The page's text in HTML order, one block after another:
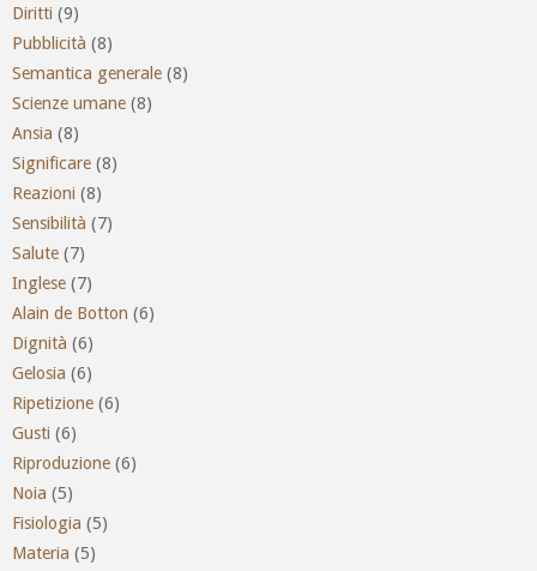
Diritti (9)
Pubblicità (8)
Semantica generale (8)
Scienze umane (8)
Ansia (8)
Significare (8)
Reazioni (8)
Sensibilità (7)
Salute (7)
Inglese (7)
Alain de Botton (6)
Dignità (6)
Gelosia (6)
Ripetizione (6)
Gusti (6)
Riproduzione (6)
Noia (5)
Fisiologia (5)
Materia (5)